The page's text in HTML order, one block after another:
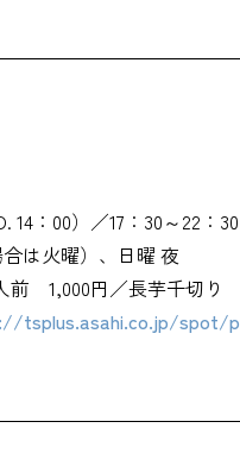
14：00）／17：30～22：
は火曜）、日曜 夜
前 1,000円／長芋千切
tsplus.asahi.co.jp/spot/